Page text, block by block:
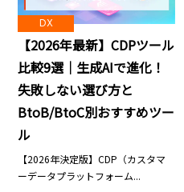
DX
【2026年最新】CDPツール
比較9選｜生成AIで進化！
失敗しない選び方と
BtoB/BtoC別おすすめツー
ル
【2026年決定版】CDP（カスタマ
ーデータプラットフォーム...